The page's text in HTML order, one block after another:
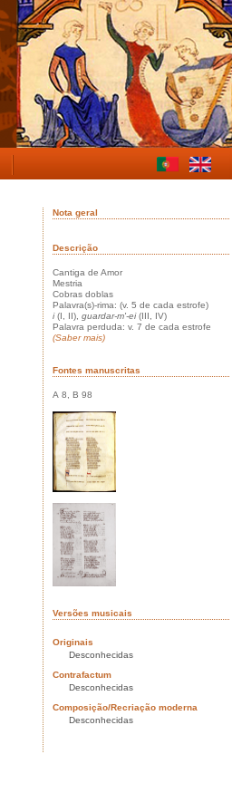
Nota geral
Descrição
Cantiga de Amor
Mestria
Cobras doblas
Palavra(s)-rima: (v. 5 de cada estrofe)
i(I, II), guardar-m'-ei(III, IV)
Palavra perduda: v. 7 de cada estrofe
(Saber mais)
Fontes manuscritas
A 8, B 98
Versões musicais
Originais
Desconhecidas
Contrafactum
Desconhecidas
Composição/Recriação moderna
Desconhecidas